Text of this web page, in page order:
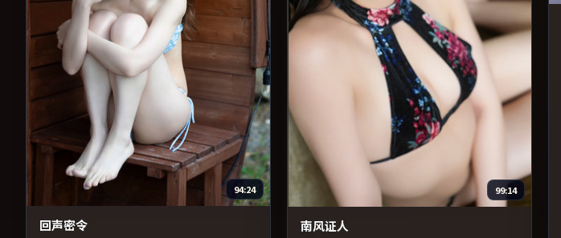
94:24
回声密令
99:14
南风证人